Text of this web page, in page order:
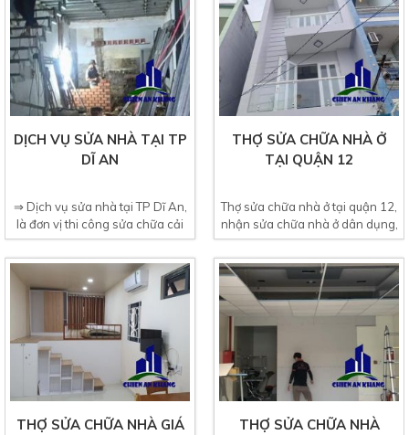
DỊCH VỤ SỬA NHÀ TẠI TP
DĨ AN
⇒ Dịch vụ sửa nhà tại TP Dĩ An,
là đơn vị thi công sửa chữa cải
tạo nhà cũ...
THỢ SỬA CHỮA NHÀ Ở
TẠI QUẬN 12
Thợ sửa chữa nhà ở tại quận 12,
nhận sửa chữa nhà ở dân dụng,
sửa chữa nhà...
THỢ SỬA CHỮA NHÀ GIÁ
THỢ SỬA CHỮA NHÀ